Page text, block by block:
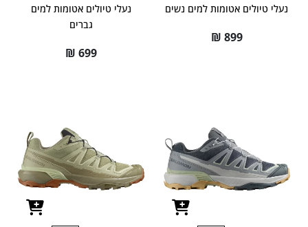
נעלי טיולים אטומות למים נשים
₪ 899
נעלי טיולים אטומות למים
גברים
₪ 699